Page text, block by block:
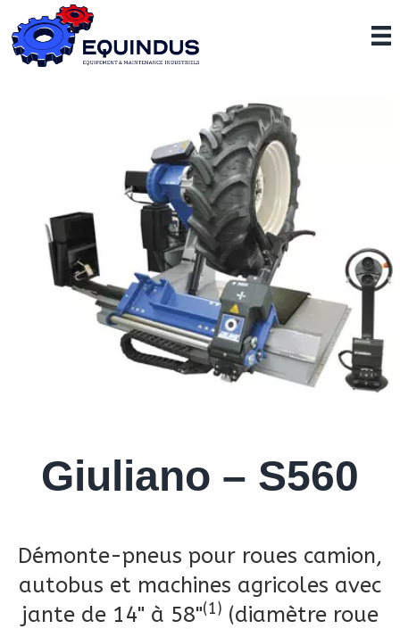
Giuliano – S560
Démonte-pneus pour roues camion,
autobus et machines agricoles avec
jante de 14" à 58"(1) (diamètre roue